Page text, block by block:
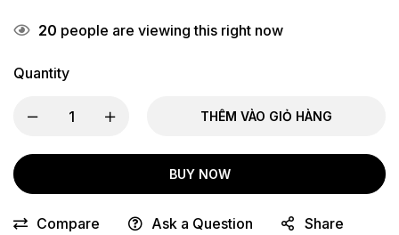
20 people are viewing this right now
Quantity
THÊM VÀO GIỎ HÀNG
BUY NOW
Compare Ask a Question Share